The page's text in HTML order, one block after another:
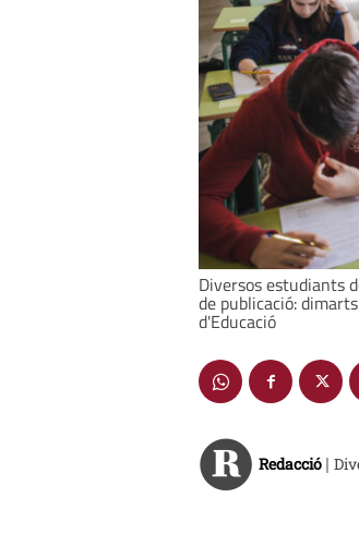
Diversos estudiants
de publicació:
d'Educació
Redacció |